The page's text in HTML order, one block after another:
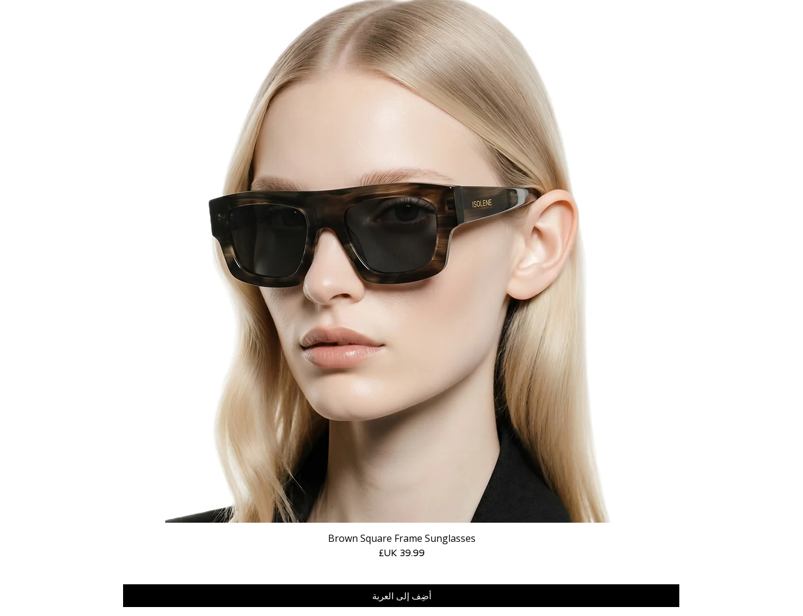
Brown Square Frame Sunglasses
السعر
أضِف إلى العربة